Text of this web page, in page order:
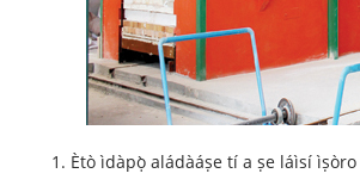
1. Ètò ìdàpọ̀ aládàáṣe tí a ṣe láìsí